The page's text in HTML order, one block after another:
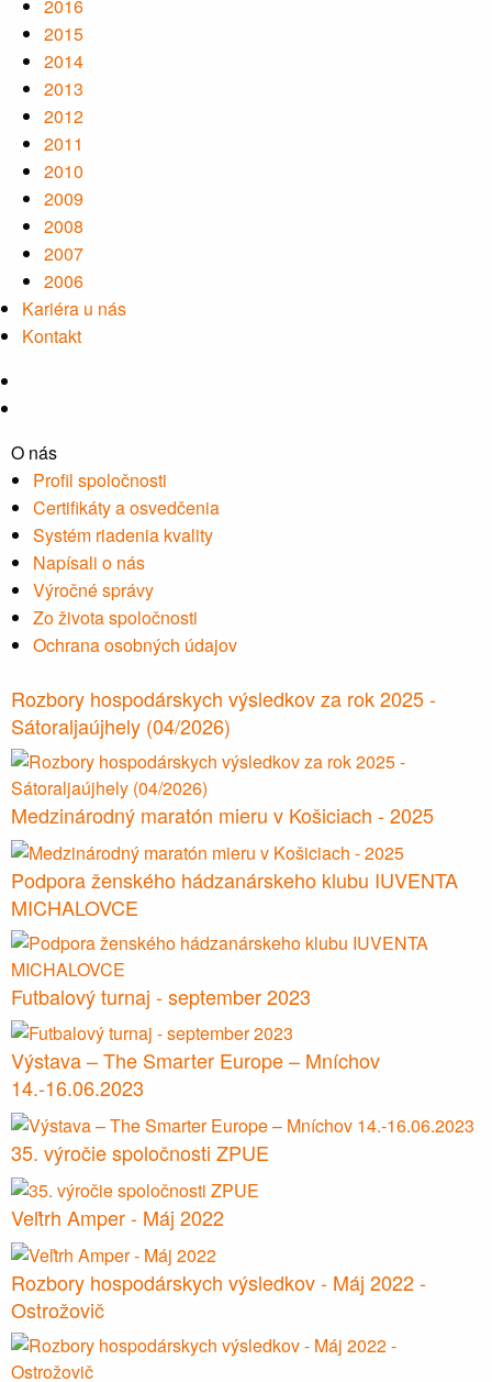
2016
2015
2014
2013
2012
2011
2010
2009
2008
2007
2006
Kariéra u nás
Kontakt
O nás
Profil spoločnosti
Certifikáty a osvedčenia
Systém riadenia kvality
Napísali o nás
Výročné správy
Zo života spoločnosti
Ochrana osobných údajov
Rozbory hospodárskych výsledkov za rok 2025 -
Sátoraljaújhely (04/2026)
Medzinárodný maratón mieru v Košiciach - 2025
Podpora ženského hádzanárskeho klubu IUVENTA
MICHALOVCE
Futbalový turnaj - september 2023
Výstava – The Smarter Europe – Mníchov
14.-16.06.2023
35. výročie spoločnosti ZPUE
Veľtrh Amper - Máj 2022
Rozbory hospodárskych výsledkov - Máj 2022 -
Ostrožovič